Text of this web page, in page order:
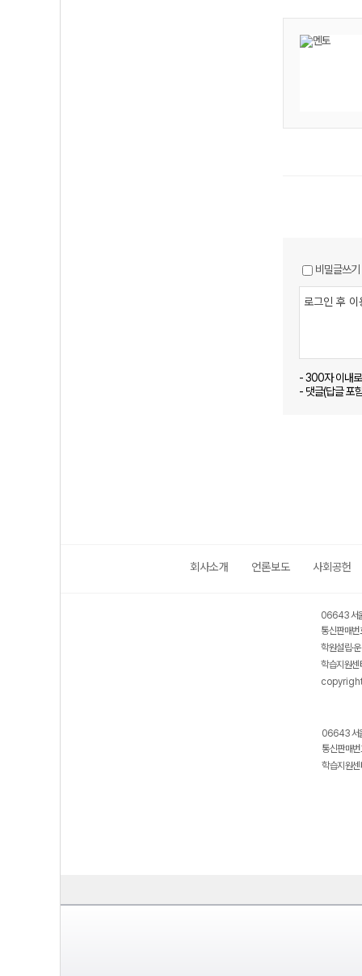
비밀글쓰기
- 300자 이내
- 댓글(답글 포
회사소개 언론보도 사회공헌
06643 서
통신판매
학원설립·
학습지원
06643 서
통신판매
학습지원